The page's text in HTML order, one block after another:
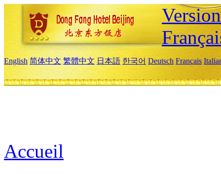
English 简体中文 繁體中文 日本語 한국어 Deutsch Français
Accueil